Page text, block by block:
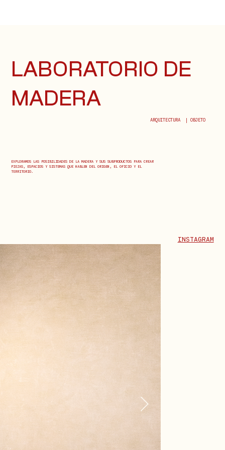
LABORATORIO DE
MADERA
ARQUITECTURA | OBJETO
EXPLORAMOS LAS POSIBILIDADES DE LA MADERA Y SUS SUBPRODUCTOS PARA CREAR
PIEZAS, ESPACIOS Y SISTEMAS QUE HABLEN DEL ORIGEN, EL OFICIO Y EL
TERRITORIO.
INSTAGRAM